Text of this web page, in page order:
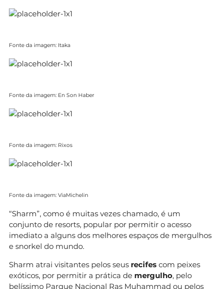
Fonte da imagem: Itaka
Fonte da imagem: En Son Haber
Fonte da imagem: Rixos
Fonte da imagem: ViaMichelin
“Sharm”, como é muitas vezes chamado, é um
conjunto de resorts, popular por permitir o acesso
imediato a alguns dos melhores espaços de mergulhos
e snorkel do mundo.
Sharm atrai visitantes pelos seus recifes com peixes
exóticos, por permitir a prática de mergulho, pelo
belíssimo Parque Nacional Ras Muhammad ou pelos